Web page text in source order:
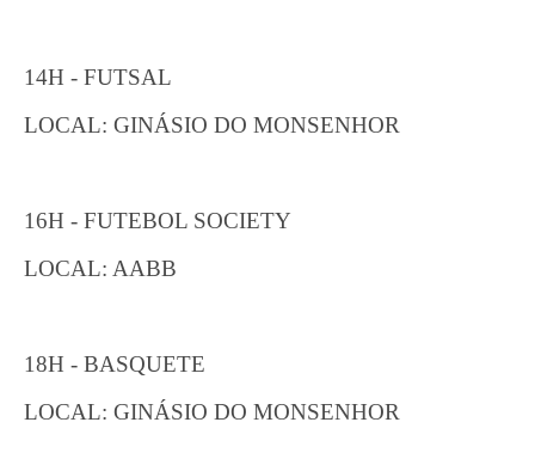
14H - FUTSAL
LOCAL: GINÁSIO DO MONSENHOR
16H - FUTEBOL SOCIETY
LOCAL: AABB
18H - BASQUETE
LOCAL: GINÁSIO DO MONSENHOR